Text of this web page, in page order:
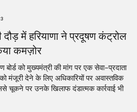
में हरियाणा ने प्रदूषण कंट्रोल
कमज़ोर
को मुख्यमंत्री की मांग पर एक सेवा-प्रदाता
मंजूरी देने के लिए अधिकारियों पर अवास्तविक
चूकने पर उनके खिलाफ दंडात्मक कार्रवाई भी